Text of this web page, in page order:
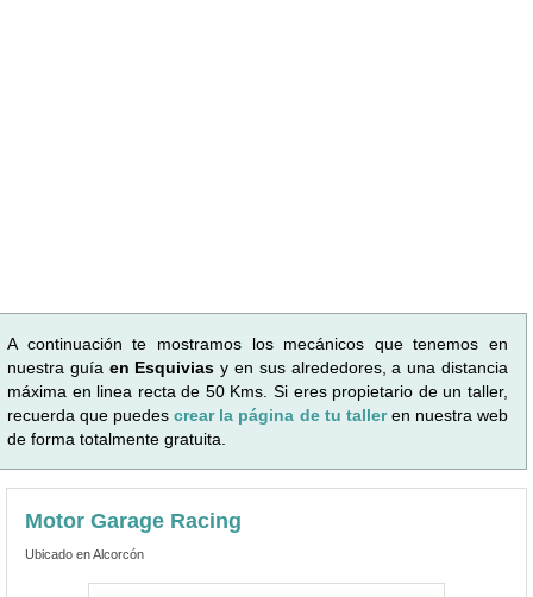
A continuación te mostramos los mecánicos que tenemos en
nuestra guía en Esquivias y en sus alrededores, a una distancia
máxima en linea recta de 50 Kms. Si eres propietario de un taller,
recuerda que puedescrear la página de tu talleren nuestra web
de forma totalmente gratuita.
Motor Garage Racing
Ubicado en Alcorcón